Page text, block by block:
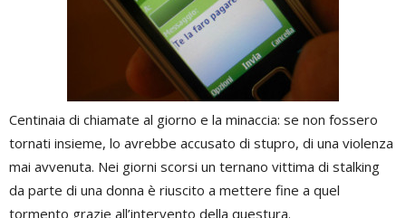
Centinaia di chiamate al giorno e la minaccia: se non fossero
tornati insieme, lo avrebbe accusato di stupro, di una violenza
mai avvenuta. Nei giorni scorsi un ternano vittima di stalking
da parte di una donna è riuscito a mettere fine a quel
tormento grazie all’intervento della questura.